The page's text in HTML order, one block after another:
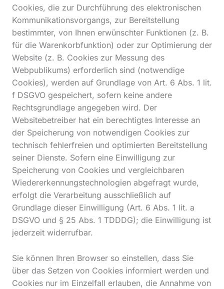
Cookies, die zur Durchführung des elektronischen
Kommunikationsvorgangs, zur Bereitstellung
bestimmter, von Ihnen erwünschter Funktionen (z. B.
für die Warenkorbfunktion) oder zur Optimierung der
Website (z. B. Cookies zur Messung des
Webpublikums) erforderlich sind (notwendige
Cookies), werden auf Grundlage von Art. 6 Abs. 1 lit.
f DSGVO gespeichert, sofern keine andere
Rechtsgrundlage angegeben wird. Der
Websitebetreiber hat ein berechtigtes Interesse an
der Speicherung von notwendigen Cookies zur
technisch fehlerfreien und optimierten Bereitstellung
seiner Dienste. Sofern eine Einwilligung zur
Speicherung von Cookies und vergleichbaren
Wiedererkennungstechnologien abgefragt wurde,
erfolgt die Verarbeitung ausschließlich auf
Grundlage dieser Einwilligung (Art. 6 Abs. 1 lit. a
DSGVO und § 25 Abs. 1 TDDDG); die Einwilligung ist
jederzeit widerrufbar.
Sie können Ihren Browser so einstellen, dass Sie
über das Setzen von Cookies informiert werden und
Cookies nur im Einzelfall erlauben, die Annahme von